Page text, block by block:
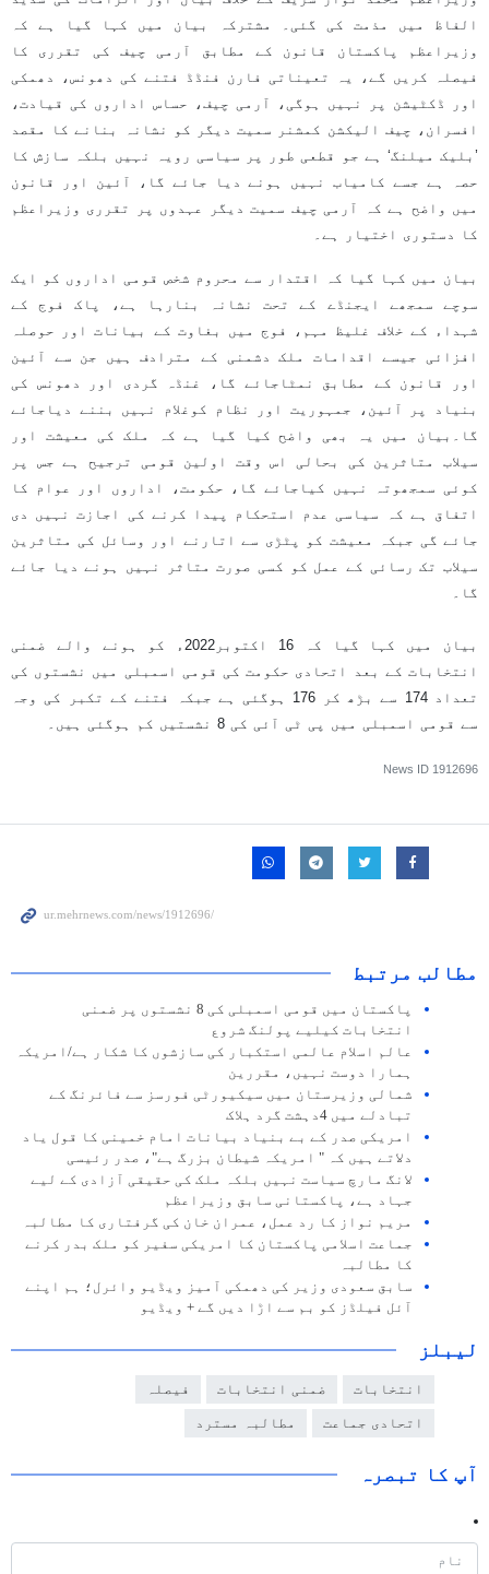
الفاظ میں مذمت کی گئی۔ مشترکہ بیان میں کہا گیا ہے کہ
وزیراعظم پاکستان قانون کے مطابق آرمی چیف کی تقرری کا
فیصلہ کریں گے، یہ تعیناتی فارن فنڈڈ فتنے کی دھونس، دھمکی
اور ڈکٹیشن پر نہیں ہوگی، آرمی چیف، حساس اداروں کی قیادت،
افسران، چیف الیکشن کمشنر سمیت دیگر کو نشانہ بنانے کا مقصد
’بلیک میلنگ‘ ہے جو قطعی طور پر سیاسی رویہ نہیں بلکہ سازش کا
حصہ ہے جسے کامیاب نہیں ہونے دیا جائے گا، آئین اور قانون
میں واضح ہے کہ آرمی چیف سمیت دیگر عہدوں پر تقرری وزیراعظم
کا دستوری اختیار ہے۔
بیان میں کہا گیا کہ اقتدار سے محروم شخص قومی اداروں کو ایک
سوچے سمجھے ایجنڈے کے تحت نشانہ بنارہا ہے، پاک فوج کے
شہداء کے خلاف غلیظ مہم، فوج میں بغاوت کے بیانات اور حوصلہ
افزائی جیسے اقدامات ملک دشمنی کے مترادف ہیں جن سے آئین
اور قانون کے مطابق نمٹاجائے گا، غنڈہ گردی اور دھونس کی
بنیاد پر آئین، جمہوریت اور نظام کوغلام نہیں بننے دیاجائے
گا۔بیان میں یہ بھی واضح کیا گیا ہے کہ ملک کی معیشت اور
سیلاب متاثرین کی بحالی اس وقت اولین قومی ترجیح ہے جس پر
کوئی سمجھوتہ نہیں کیاجائے گا، حکومت، اداروں اور عوام کا
اتفاق ہے کہ سیاسی عدم استحکام پیدا کرنے کی اجازت نہیں دی
جائے گی جبکہ معیشت کو پٹڑی سے اتارنے اور وسائل کی متاثرین
سیلاب تک رسائی کے عمل کو کسی صورت متاثر نہیں ہونے دیا جائے
گا۔
بیان میں کہا گیا کہ 16 اکتوبر2022ء کو ہونے والے ضمنی
انتخابات کے بعد اتحادی حکومت کی قومی اسمبلی میں نشستوں کی
تعداد 174 سے بڑھ کر 176 ہوگئی ہے جبکہ فتنے کے تکبر کی وجہ
سے قومی اسمبلی میں پی ٹی آئی کی 8 نشستیں کم ہوگئی ہیں۔
News ID 1912696
مطالب مرتبط
پاکستان میں قومی اسمبلی کی 8 نشستوں پر ضمنی
انتخابات کیلیے پولنگ شروع
عالم اسلام عالمی استکبار کی سازشوں کا شکار ہے/امریکہ
ہمارا دوست نہیں، مقررین
شمالی وزیرستان میں سیکیورٹی فورسز سے فائرنگ کے
تبادلے میں 4دہشت گرد ہلاک
امریکی صدر کے بے بنیاد بیانات امام خمینی کا قول یاد
دلاتے ہیں کہ " امریکہ شیطان بزرگ ہے"، صدر رئیسی
لانگ مارچ سیاست نہیں بلکہ ملک کی حقیقی آزادی کے لیے
جہاد ہے، پاکستانی سابق وزیراعظم
مریم نواز کا رد عمل، عمران خان کی گرفتاری کا مطالبہ
جماعت اسلامی پاکستان کا امریکی سفیر کو ملک بدر کرنے
کا مطالبہ
سابق سعودی وزیر کی دھمکی آمیز ویڈیو وائرل؛ ہم اپنے
آئل فیلڈز کو بم سے اڑا دیں گے + ویڈیو
لیبلز
انتخابات ضمنی انتخابات فیصلہ
اتحادی جماعت مطالبہ مسترد
آپ کا تبصرہ